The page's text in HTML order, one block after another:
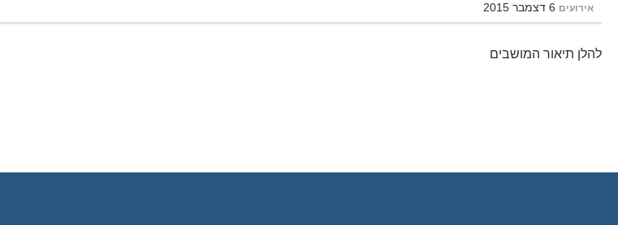
אירועים 6 דצמבר 2015
להלן תיאור המושבים